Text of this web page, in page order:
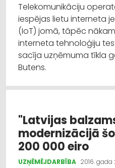
Telekomunikāciju
iespējas lietu interneta
(IoT) jomā, tāpēc
interneta tehnoloģiju
sacīja uzņēmuma tīkla
Butens.
"Latvijas
modernizācijā
200 000 eiro
UZŅĒMĒJDARBĪBA 2016.